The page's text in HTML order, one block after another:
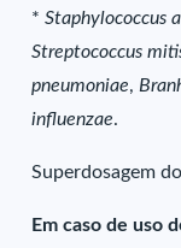
*Staphylococcus
Streptococcus
pneumoniae,
influenzae.
Superdosagem
Em caso de uso